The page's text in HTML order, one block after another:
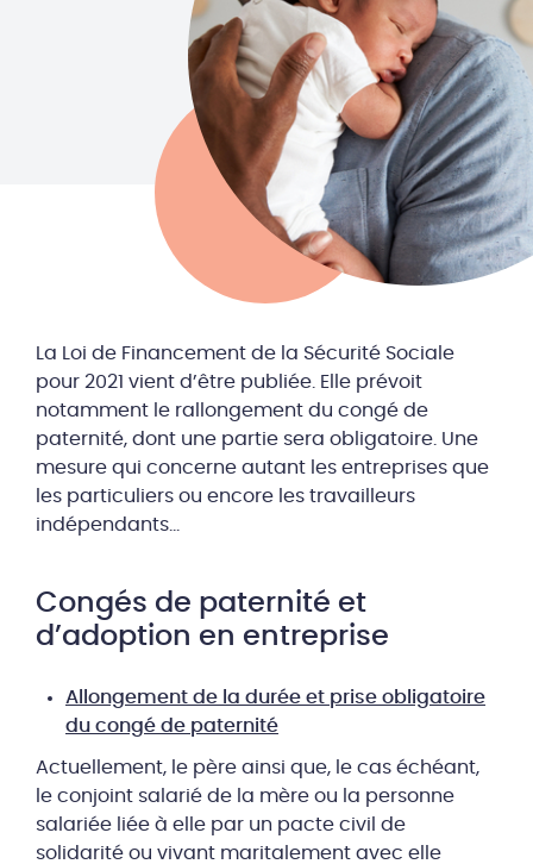
La Loi de Financement de la Sécurité Sociale
pour 2021 vient d’être publiée. Elle prévoit
notamment le rallongement du congé de
paternité, dont une partie sera obligatoire. Une
mesure qui concerne autant les entreprises que
les particuliers ou encore les travailleurs
indépendants…
Congés de paternité et
d’adoption en entreprise
Allongement de la durée et prise obligatoire
du congé de paternité
Actuellement, le père ainsi que, le cas échéant,
le conjoint salarié de la mère ou la personne
salariée liée à elle par un pacte civil de
solidarité ou vivant maritalement avec elle